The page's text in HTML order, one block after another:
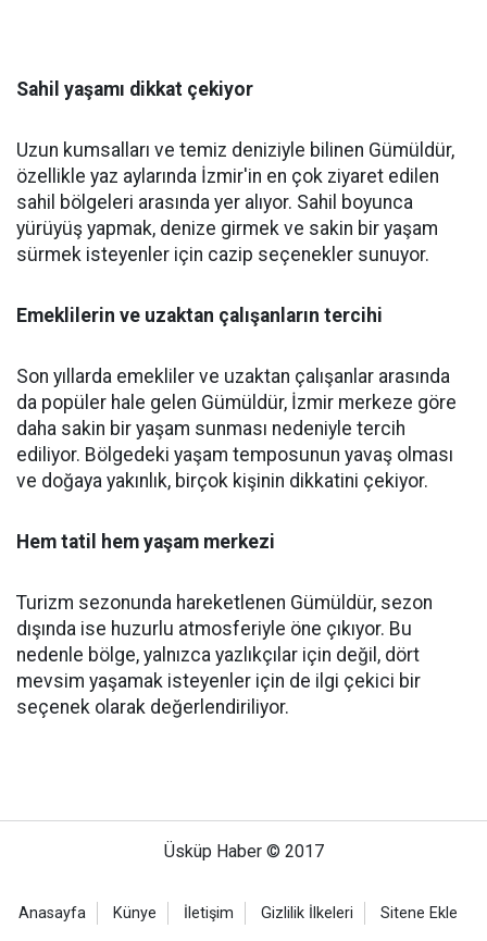
Sahil yaşamı dikkat çekiyor
Uzun kumsalları ve temiz deniziyle bilinen Gümüldür,
özellikle yaz aylarında İzmir'in en çok ziyaret edilen
sahil bölgeleri arasında yer alıyor. Sahil boyunca
yürüyüş yapmak, denize girmek ve sakin bir yaşam
sürmek isteyenler için cazip seçenekler sunuyor.
Emeklilerin ve uzaktan çalışanların tercihi
Son yıllarda emekliler ve uzaktan çalışanlar arasında
da popüler hale gelen Gümüldür, İzmir merkeze göre
daha sakin bir yaşam sunması nedeniyle tercih
ediliyor. Bölgedeki yaşam temposunun yavaş olması
ve doğaya yakınlık, birçok kişinin dikkatini çekiyor.
Hem tatil hem yaşam merkezi
Turizm sezonunda hareketlenen Gümüldür, sezon
dışında ise huzurlu atmosferiyle öne çıkıyor. Bu
nedenle bölge, yalnızca yazlıkçılar için değil, dört
mevsim yaşamak isteyenler için de ilgi çekici bir
seçenek olarak değerlendiriliyor.
Üsküp Haber © 2017
Anasayfa Künye İletişim Gizlilik İlkeleri Sitene Ekle